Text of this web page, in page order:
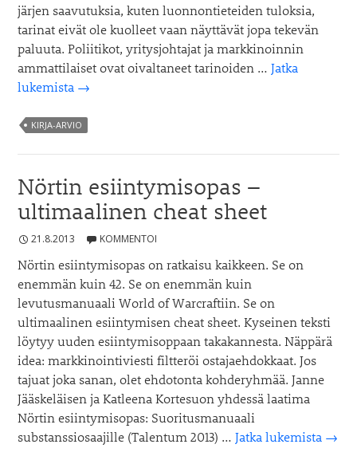
järjen saavutuksia, kuten luonnontieteiden tuloksia,
tarinat eivät ole kuolleet vaan näyttävät jopa tekevän
paluuta. Poliitikot, yritysjohtajat ja markkinoinnin
ammattilaiset ovat oivaltaneet tarinoiden …Jatka
lukemista Tarinan
valta
→
KIRJA-ARVIO
Nörtin esiintymisopas –
ultimaalinen cheat sheet
21.8.2013 KOMMENTOI
Nörtin esiintymisopas on ratkaisu kaikkeen. Se on
enemmän kuin 42. Se on enemmän kuin
levutusmanuaali World of Warcraftiin. Se on
ultimaalinen esiintymisen cheat sheet. Kyseinen teksti
löytyy uuden esiintymisoppaan takakannesta. Näppärä
idea: markkinointiviesti filtteröi ostajaehdokkaat. Jos
tajuat joka sanan, olet ehdotonta kohderyhmää. Janne
Jääskeläisen ja Katleena Kortesuon yhdessä laatima
Nörtin esiintymisopas: Suoritusmanuaali
substanssiosaajille (Talentum 2013) …Jatka lukemista →